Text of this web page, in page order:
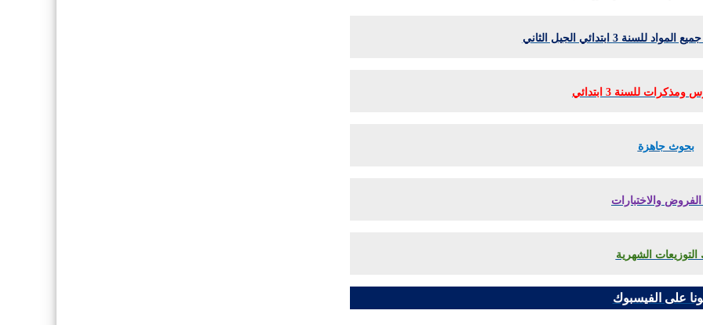
3 ابتدائي الجيل الثاني
للسنة 3 ابتدائي
بحوث جاهزة
والاختبارات
التوزيعات الشهرية
على الفيسبوك